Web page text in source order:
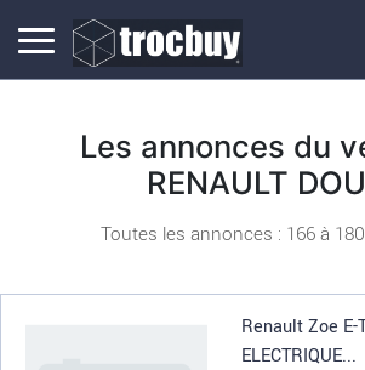
Les annonces du
RENAULT
Toutes les annonces : 166 à 180
Renault Zoe E-
ELECTRIQUE...